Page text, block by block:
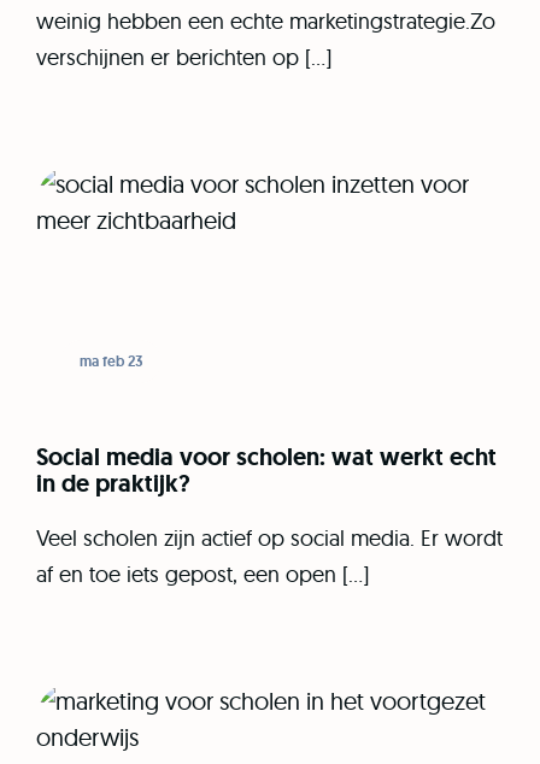
weinig hebben een echte marketingstrategie.Zo
verschijnen er berichten op […]
ma feb 23
Social media voor scholen: wat werkt echt
in de praktijk?
Veel scholen zijn actief op social media. Er wordt
af en toe iets gepost, een open […]